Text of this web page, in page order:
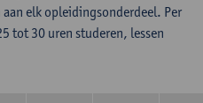
elk opleidingsonderdeel. Per
tot 30 uren studeren, lessen